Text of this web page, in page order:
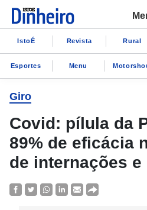
IstoÉ Revista Rural
Esportes Menu
Giro
Covid: pílula da
89% de eficácia
de internações e